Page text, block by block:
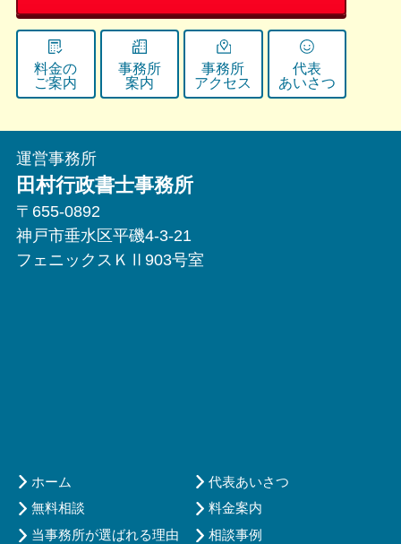
料金の
ご案内
事務所
案内
事務所
アクセス
代表
あいさつ
運営事務所
田村行政書士事務所
〒655-0892
神戸市垂水区平磯4-3-21
フェニックスＫⅡ903号室
ホーム
代表あいさつ
無料相談
料金案内
当事務所が選ばれる理由
相談事例